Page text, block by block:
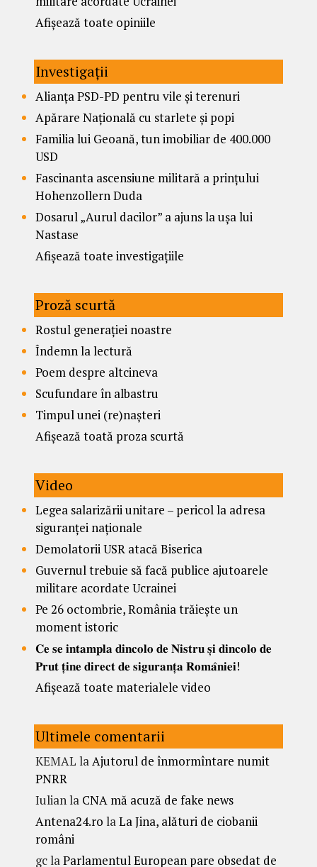
Afișează toate opiniile
Investigații
Alianța PSD-PD pentru vile și terenuri
Apărare Națională cu starlete și popi
Familia lui Geoană, tun imobiliar de 400.000
USD
Fascinanta ascensiune militară a prințului
Hohenzollern Duda
Dosarul „Aurul dacilor” a ajuns la ușa lui
Nastase
Afișează toate investigațiile
Proză scurtă
Rostul generației noastre
Îndemn la lectură
Poem despre altcineva
Scufundare în albastru
Timpul unei (re)nașteri
Afișează toată proza scurtă
Video
Legea salarizării unitare – pericol la adresa
siguranței naționale
Demolatorii USR atacă Biserica
Guvernul trebuie să facă publice ajutoarele
militare acordate Ucrainei
Pe 26 octombrie, România trăiește un
moment istoric
𝐂𝐞 𝐬𝐞 𝐢𝐧𝐭𝐚𝐦𝐩𝐥𝐚 𝐝𝐢𝐧𝐜𝐨𝐥𝐨 𝐝𝐞 𝐍𝐢𝐬𝐭𝐫𝐮 𝐬̦𝐢 𝐝𝐢𝐧𝐜𝐨𝐥𝐨 𝐝𝐞
𝐏𝐫𝐮𝐭 𝐭̦𝐢𝐧𝐞 𝐝𝐢𝐫𝐞𝐜𝐭 𝐝𝐞 𝐬𝐢𝐠𝐮𝐫𝐚𝐧𝐭̦𝐚 𝐑𝐨𝐦𝐚̂𝐧𝐢𝐞𝐢!
Afișează toate materialele video
Ultimele comentarii
KEMAL laAjutorul de înmormîntare numit
PNRR
Iulianla CNA mă acuză de fake news
Antena24.ro laLa Jina, alături de ciobanii
români
gclaParlamentul European pare obsedat de